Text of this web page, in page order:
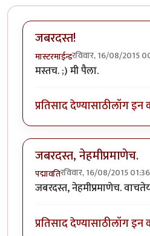
जबरदस्त!
मास्टरमाईन्डरविवार, 16/08/2015
मस्तच. ;) मी पैला.
प्रतिसाद देण्यासाठीलॉग इन
जबरदस्त, नेहमीप्रमाणेच.
पद्मावतिरविवार, 16/08/2015 01:36
जबरदस्त, नेहमीप्रमाणेच.
प्रतिसाद देण्यासाठीलॉग इन